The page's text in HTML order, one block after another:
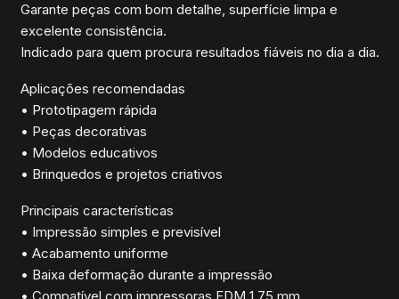
Garante peças com bom detalhe, superfície limpa e
excelente consistência.
Indicado para quem procura resultados fiáveis no dia a dia.
Aplicações recomendadas
• Prototipagem rápida
• Peças decorativas
• Modelos educativos
• Brinquedos e projetos criativos
Principais características
• Impressão simples e previsível
• Acabamento uniforme
• Baixa deformação durante a impressão